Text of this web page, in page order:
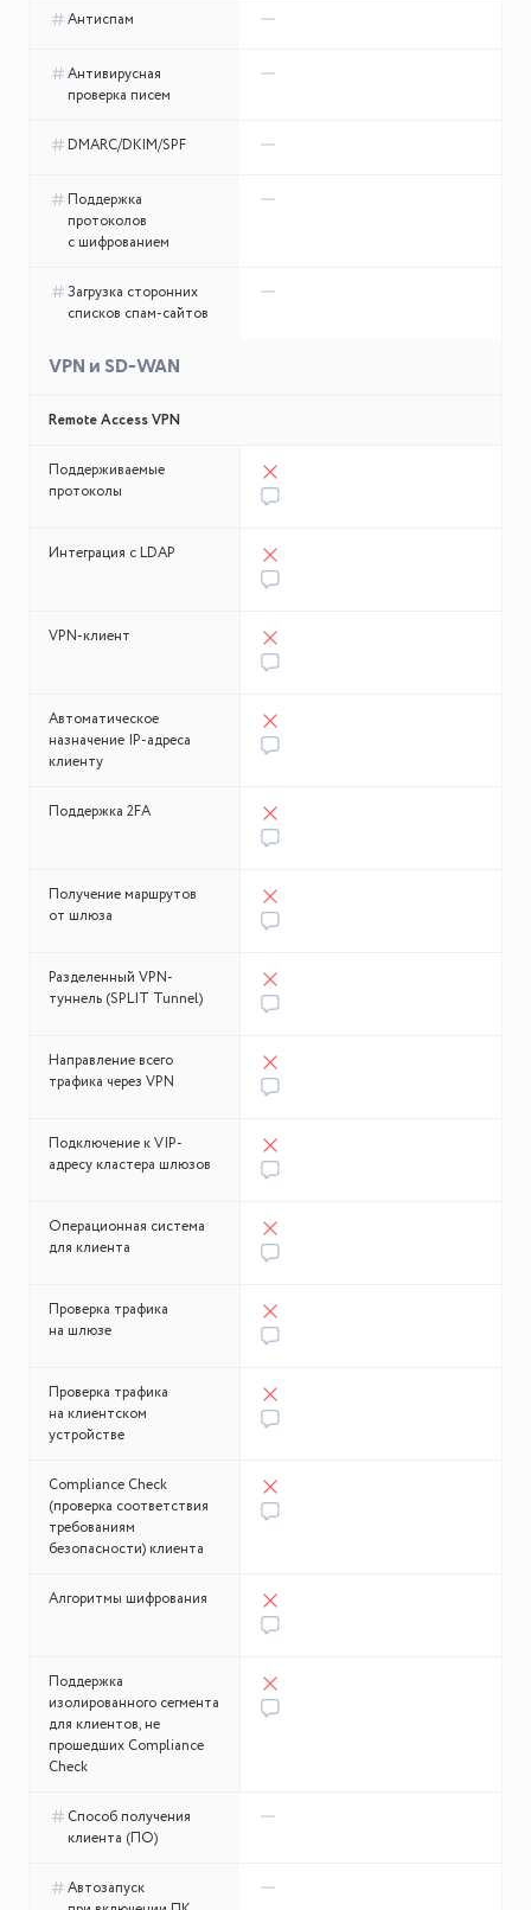
Антиспам
Антивирусная
проверка писем
DMARC/DKIM/SPF
Поддержка
протоколов
с шифрованием
Загрузка сторонних
списков спам-сайтов
VPN и SD-WAN
Remote Access VPN
Поддерживаемые
протоколы
Интеграция с LDAP
VPN-клиент
Автоматическое
назначение IP-адреса
клиенту
Поддержка 2FA
Получение маршрутов
от шлюза
Разделенный VPN-
туннель (SPLIT Tunnel)
Направление всего
трафика через VPN
Подключение к VIP-
адресу кластера шлюзов
Операционная система
для клиента
Проверка трафика
на шлюзе
Проверка трафика
на клиентском
устройстве
Compliance Check
(проверка соответствия
требованиям
безопасности) клиента
Алгоритмы шифрования
Поддержка
изолированного сегмента
для клиентов, не
прошедших Compliance
Check
Способ получения
клиента (ПО)
Автозапуск